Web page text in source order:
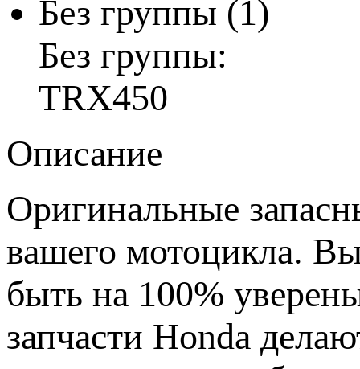
Без группы (1)
Без группы:
TRX450
Описание
Оригинальные
вашего мотоцикла.
быть на 100%
запчасти Honda